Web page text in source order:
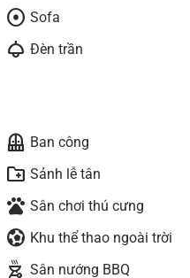
adjust Sofa
light Đèn trần
balcony Ban công
create_new_folder Sảnh lễ tân
pets Sân chơi thú cưng
sports_and_outdoors Khu thể thao ngoài trời
outdoor_grill Sân nướng BBQ